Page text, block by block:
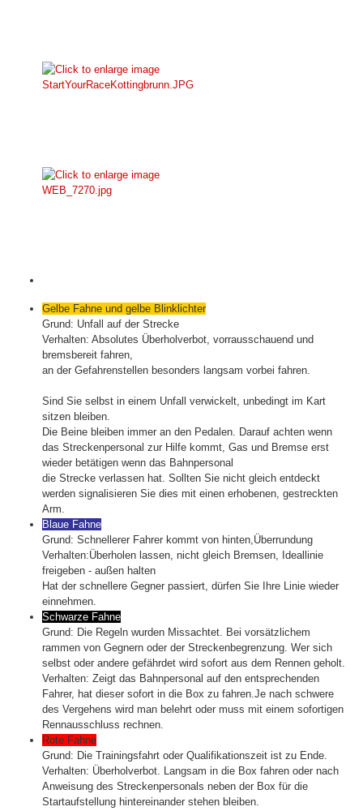
Gelbe Fahne und gelbe Blinklichter
Grund: Unfall auf der Strecke
Verhalten: Absolutes Überholverbot, vorrausschauend und
bremsbereit fahren,
an der Gefahrenstellen besonders langsam vorbei fahren.
Sind Sie selbst in einem Unfall verwickelt, unbedingt im Kart
sitzen bleiben.
Die Beine bleiben immer an den Pedalen. Darauf achten wenn
das Streckenpersonal zur Hilfe kommt, Gas und Bremse erst
wieder betätigen wenn das Bahnpersonal
die Strecke verlassen hat. Sollten Sie nicht gleich entdeckt
werden signalisieren Sie dies mit einen erhobenen, gestreckten
Arm.
Blaue Fahne
Grund: Schnellerer Fahrer kommt von hinten,Überrundung
Verhalten:Überholen lassen, nicht gleich Bremsen, Ideallinie
freigeben - außen halten
Hat der schnellere Gegner passiert, dürfen Sie Ihre Linie wieder
einnehmen.
Schwarze Fahne
Grund: Die Regeln wurden Missachtet. Bei vorsätzlichem
rammen von Gegnern oder der Streckenbegrenzung. Wer sich
selbst oder andere gefährdet wird sofort aus dem Rennen geholt.
Verhalten: Zeigt das Bahnpersonal auf den entsprechenden
Fahrer, hat dieser sofort in die Box zu fahren.Je nach schwere
des Vergehens wird man belehrt oder muss mit einem sofortigen
Rennausschluss rechnen.
Rote Fahne
Grund: Die Trainingsfahrt oder Qualifikationszeit ist zu Ende.
Verhalten: Überholverbot. Langsam in die Box fahren oder nach
Anweisung des Streckenpersonals neben der Box für die
Startaufstellung hintereinander stehen bleiben.